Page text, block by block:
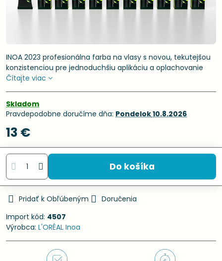
INOA 2023 profesionálna farba na vlasy s novou, tekutejšou
konzistenciou pre jednoduchšiu aplikáciu a oplachovanie
Čítajte viac
Skladom
Pravdepodobne doručíme dňa: Pondelok10.8.2026
13 €
Do košíka
Pridať k Obľúbeným
Doručenia
Import kód: 4507
Výrobca: L'ORÉAL Inoa